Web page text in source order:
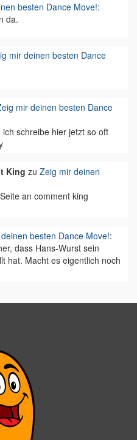
besten Dance Move!:
da.
mir deinen besten Dance
mir deinen besten Dance
schreibe hier jetzt so oft
King zu Zeig mir deinen
an comment king
besten Dance Move!:
dass Hans-Wurst sein
hat. Macht es eigentlich noch